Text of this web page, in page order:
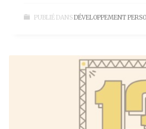
PUBLIÉ DANSDÉVELOPPEMENT